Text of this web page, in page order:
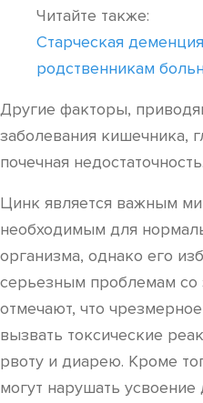
Читайте также:
Старческая
родственникам
Другие факторы,
заболевания кишечника,
почечная недостаточность.
Цинк является важным
необходимым для
организма, однако его
серьезным проблемам со
отмечают, что
вызвать токсические
рвоту и диарею. Кроме
могут нарушать